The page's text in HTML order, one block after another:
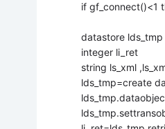
if gf_connect()<1
datastore lds_tmp
integer li_ret
string ls_xml
lds_tmp=create